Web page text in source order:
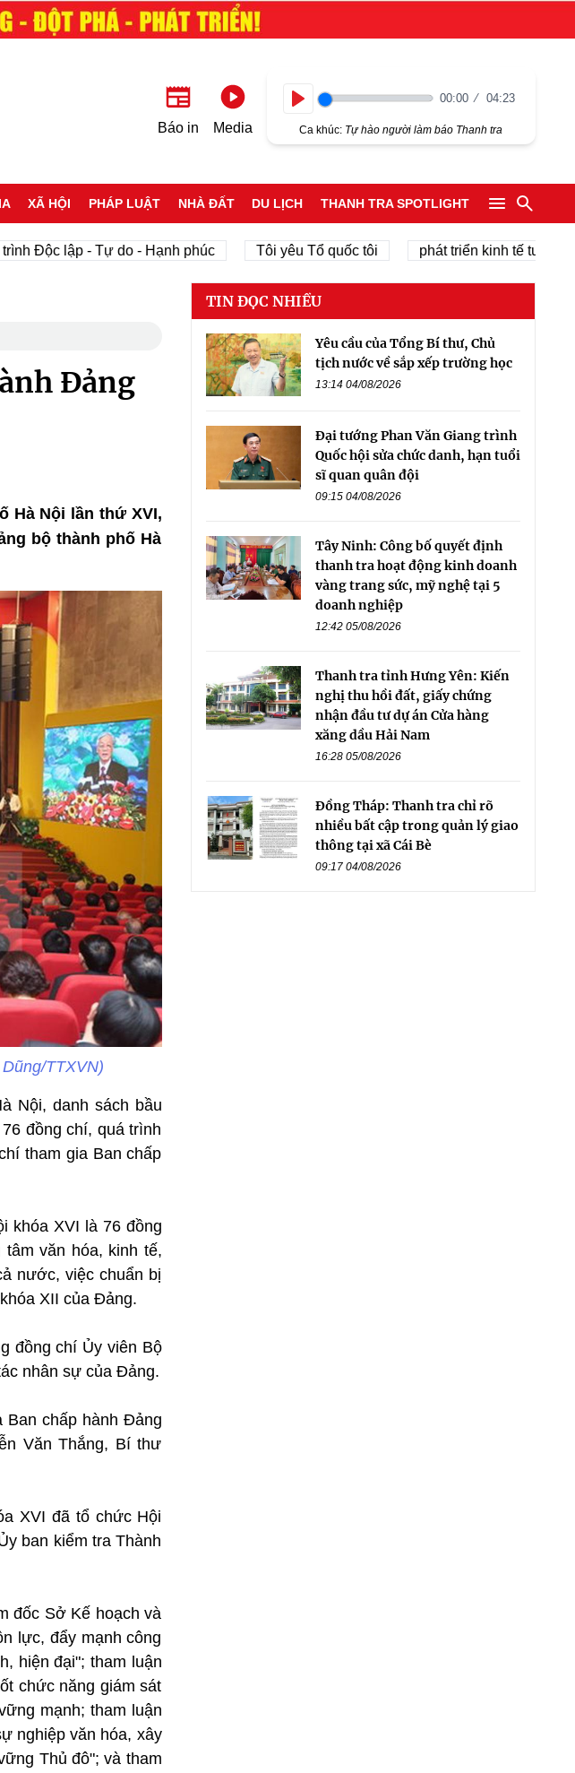
Báo in Media
00:00 04:23
Ca khúc: Tự hào người làm báo Thanh tra
XÃ HỘI PHÁP LUẬT NHÀ ĐẤT DU LỊCH THANH TRA SPOTLIGHT
lập - Tự do - Hạnh phúc Tôi yêu Tổ quốc tôi phát triển kinh tế tư nhân
Đảng
Hà Nội lần thứ XVI,
bộ thành phố Hà
TTXVN)
Nội, danh sách bầu
đồng chí, quá trình
tham gia Ban chấp
khóa XVI là 76 đồng
văn hóa, kinh tế,
nước, việc chuẩn bị
XII của Đảng.
đồng chí Ủy viên Bộ
nhân sự của Đảng.
Ban chấp hành Đảng
Văn Thắng, Bí thư
XVI đã tổ chức Hội
ban kiểm tra Thành
đốc Sở Kế hoạch và
lực, đẩy mạnh công
hiện đại"; tham luận
chức năng giám sát
mạnh; tham luận
nghiệp văn hóa, xây
Thủ đô"; và tham
TIN ĐỌC NHIỀU
Yêu cầu của Tổng Bí thư, Chủ
tịch nước về sắp xếp trường học
13:14 04/08/2026
Đại tướng Phan Văn Giang trình
Quốc hội sửa chức danh, hạn tuổi
sĩ quan quân đội
09:15 04/08/2026
Tây Ninh: Công bố quyết định
thanh tra hoạt động kinh doanh
vàng trang sức, mỹ nghệ tại 5
doanh nghiệp
12:42 05/08/2026
Thanh tra tỉnh Hưng Yên: Kiến
nghị thu hồi đất, giấy chứng
nhận đầu tư dự án Cửa hàng
xăng dầu Hải Nam
16:28 05/08/2026
Đồng Tháp: Thanh tra chỉ rõ
nhiều bất cập trong quản lý giao
thông tại xã Cái Bè
09:17 04/08/2026